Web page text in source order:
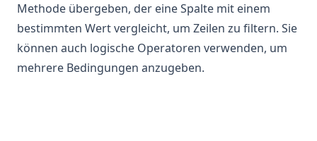
Methode übergeben, der eine Spalte mit einem
bestimmten Wert vergleicht, um Zeilen zu filtern. Sie
können auch logische Operatoren verwenden, um
mehrere Bedingungen anzugeben.